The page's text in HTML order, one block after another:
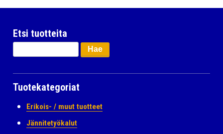
Etsi tuotteita
Haku:
Tuotekategoriat
Erikois- / muut tuotteet
Jännitetyökalut